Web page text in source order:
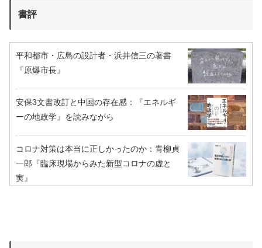
書評
平和都市・広島の設計者・浜井信三の著書
『原爆市長』
安保3文書改訂と中国の存在感：『エネルギ
ーの地政学』を読みながら
コロナ対策は本当に正しかったのか：青柳貞
一郎『臨床現場からみた新型コロナの虚と
実』